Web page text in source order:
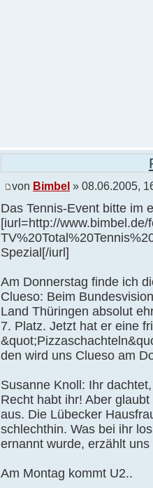
von Bimbel » 08.06.2005,
Das Tennis-Event bitte im
[iurl=http://www.bimbel.de/
Spezial[/iurl]
Am Donnerstag finde ich
Clueso: Beim
Land Thüringen absolut
7. Platz. Jetzt hat er eine
den wird uns Clueso am
Susanne Knoll: Ihr
Recht habt ihr! Aber
aus. Die Lübecker
schlechthin. Was bei ihr
ernannt wurde, erzählt
Am Montag kommt U2..